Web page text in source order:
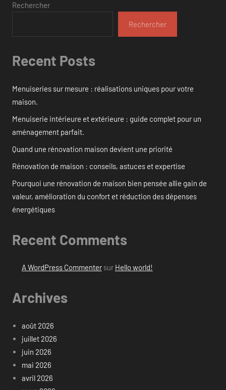
Rechercher
Rechercher
Recent Posts
Menuiseries sur mesure : réalisations uniques pour votre
maison.
Menuiserie intérieure et extérieure : guide complet pour un
aménagement parfait.
Quand une rénovation maison devient une priorité
Rénovation de maison : conseils, astuces et expertise
Pourquoi une rénovation de maison bien pensée allie gain de
valeur, amélioration du confort et réduction des dépenses
énergétiques
Recent Comments
A WordPress Commentersur Hello world!
Archives
août 2026
juillet 2026
juin 2026
mai 2026
avril 2026